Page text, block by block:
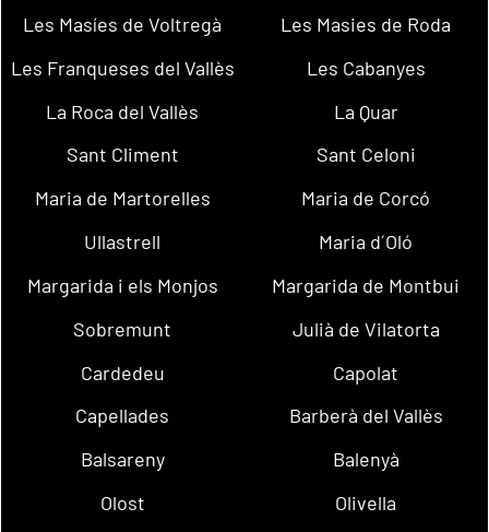
Les Masíes de Voltregà
Les Masies de Roda
Les Franqueses del Vallès
Les Cabanyes
La Roca del Vallès
La Quar
Sant Climent
Sant Celoni
Maria de Martorelles
Maria de Corcó
Ullastrell
Maria d´Oló
Margarida i els Monjos
Margarida de Montbui
Sobremunt
Julià de Vilatorta
Cardedeu
Capolat
Capellades
Barberà del Vallès
Balsareny
Balenyà
Olost
Olivella